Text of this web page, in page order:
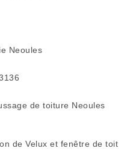
Neoules
de toiture Neoules
de Velux et fenêtre de toit